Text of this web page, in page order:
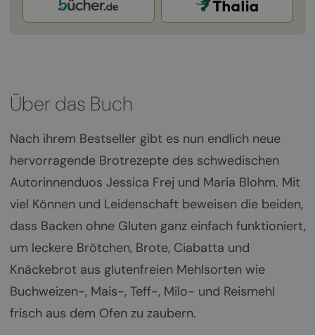
Über das Buch
Nach ihrem Bestseller gibt es nun endlich neue
hervorragende Brotrezepte des schwedischen
Autorinnenduos Jessica Frej und Maria Blohm. Mit
viel Können und Leidenschaft beweisen die beiden,
dass Backen ohne Gluten ganz einfach funktioniert,
um leckere Brötchen, Brote, Ciabatta und
Knäckebrot aus glutenfreien Mehlsorten wie
Buchweizen-, Mais-, Teff-, Milo- und Reismehl
frisch aus dem Ofen zu zaubern.